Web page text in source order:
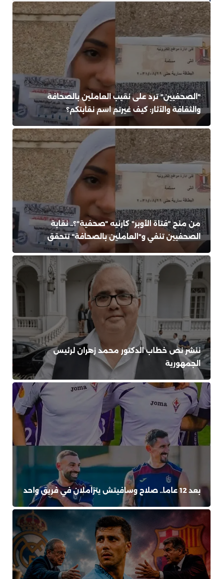
"الصحفيين" ترد على نقيب العاملين بالصحافة
والثقافة والآثار: كيف غيرتم اسم نقابتكم؟
من منح "فتاة الأوبر" كارنيه "صحفية"؟.. نقابة
الصحفيين تنفي و"العاملين بالصحافة" تتحقق
ننشر نص خطاب الدكتور محمد زهران لرئيس
الجمهورية
بعد 12 عاما.. صلاح وسافيتش يتزاملان في فريق واحد